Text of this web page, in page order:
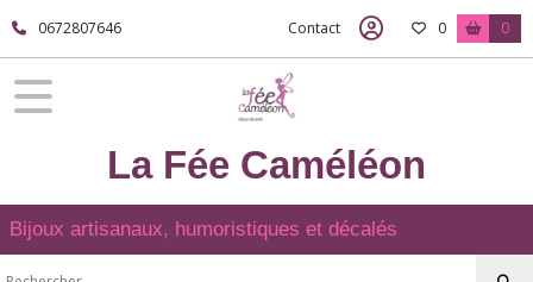
0672807646 Contact 0 0
La Fée Caméléon
Bijoux artisanaux, humoristiques et décalés
Fermer
FILTRES
PENDENTIFS